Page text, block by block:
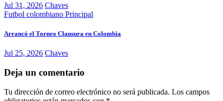
Jul 31, 2026 Chaves
Futbol colombiano Principal
Arrancó el Torneo Clausura en Colombia
Jul 25, 2026 Chaves
Deja un comentario
Tu dirección de correo electrónico no será publicada. Los campos